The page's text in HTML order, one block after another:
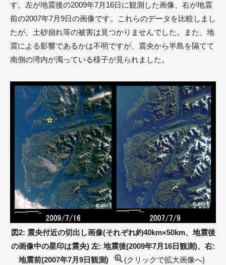
す。左が地震後の2009年7月16日に観測した画像、右が地震
前の2007年7月9日の画像です。これらのデータを比較しまし
たが、土砂崩れ等の被害は見つかりませんでした。また、地
震による影響であるかは不明ですが、震央から半島を隔てて
南側の湾内が濁っている様子が見られました。
図2: 震央付近の切出し画像(それぞれ約40km×50km、地震後
の画像中の星印は震央) 左: 地震後(2009年7月16日観測)、右:
地震前(2007年7月9日観測)
(クリックで拡大画像へ)